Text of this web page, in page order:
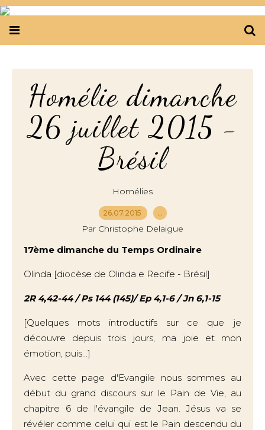
Homélie dimanche
26 juillet 2015 -
Brésil
Homélies
26.07.2015 …
Par Christophe Delaigue
17ème dimanche du Temps Ordinaire
Olinda [diocèse de Olinda e Recife - Brésil]
2R 4,42-44 / Ps 144 (145)/ Ep 4,1-6 / Jn 6,1-15
[Quelques mots introductifs sur ce que je
découvre depuis trois jours, ma joie et mon
émotion, puis...]
Avec cette page d'Evangile nous sommes au
début du grand discours sur le Pain de Vie, au
chapitre 6 de l'évangile de Jean. Jésus va se
révéler comme celui qui est le Pain descendu du